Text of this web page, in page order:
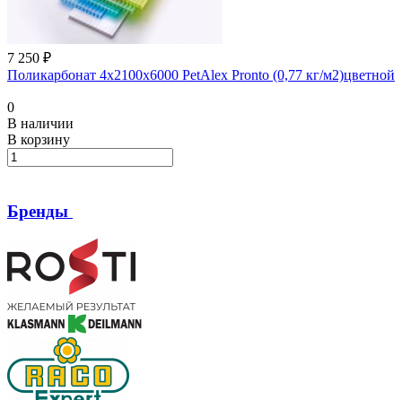
7 250 ₽
Поликарбонат 4х2100х6000 PetAlex Pronto (0,77 кг/м2)цветной
0
В наличии
В корзину
Бренды